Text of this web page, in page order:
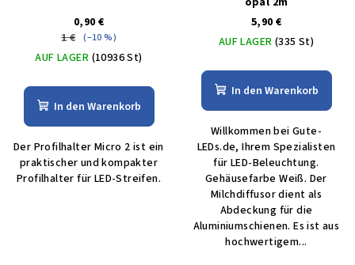
0,90 €
1 € (–10 %)
AUF LAGER (10936 St)
In den Warenkorb
Der Profilhalter Micro 2 ist ein
praktischer und kompakter
Profilhalter für LED-Streifen.
5,90 €
AUF LAGER (335 St)
In den Warenkorb
Willkommen bei Gute-
LEDs.de, Ihrem Spezialisten
für LED-Beleuchtung.
Gehäusefarbe Weiß. Der
Milchdiffusor dient als
Abdeckung für die
Aluminiumschienen. Es ist aus
hochwertigem...